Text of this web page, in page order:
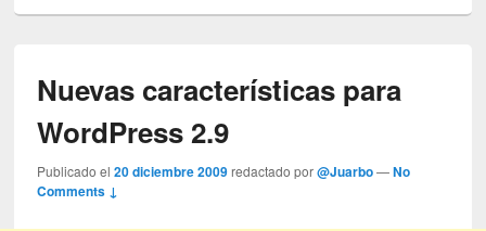
Nuevas características para
WordPress 2.9
Publicado el20 diciembre 2009 redactado por@Juarbo —No
Comments ↓